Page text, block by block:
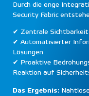
Durch die enge
Security Fabric
✔ Zentrale Sichtbarkeit
✔ Automatisierter
Lösungen
✔ Proaktive
Reaktion auf
Das Ergebnis: